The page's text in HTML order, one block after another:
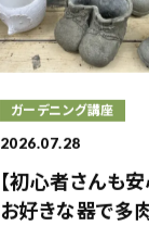
ガーデニング講座
2026.07.28
【初心者さんも安
お好きな器で多